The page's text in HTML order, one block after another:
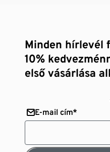
Minden hírlevél
10%
első vásárlása
E-mail cím*